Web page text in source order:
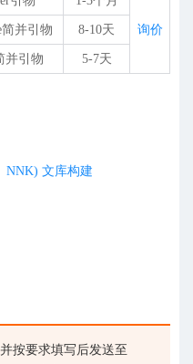
询价
简并引物 8-10天
并引物 5-7天
NNK) 文库构建
按要求填写后发送至